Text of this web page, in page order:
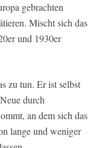
gebrachten
Mischt sich das
und 1930er
zu tun. Er ist selbst
durch
an dem sich das
lange und weniger